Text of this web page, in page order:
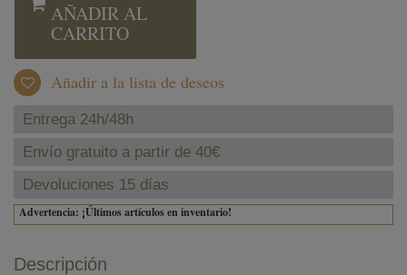
AÑADIR AL
CARRITO
Añadir a la lista de deseos
Entrega 24h/48h
Envío gratuito a partir de 40€
Devoluciones 15 días
Advertencia: ¡Últimos artículos en inventario!
Descripción